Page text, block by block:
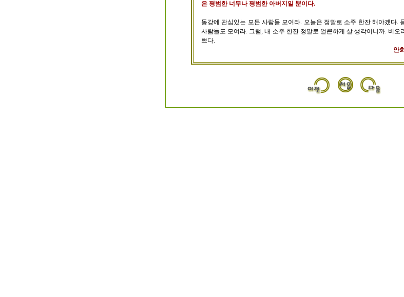
은 평범한 너무나 평범한 아버지일 뿐이다.
동강에 관심있는 모든 사람들 모여라. 오늘은 정말로 소주 한잔 해야겠다.
사람들도 모여라. 그럼, 내 소주 한잔 정말로 얼큰하게 살 생각이니까. 비오
쁘다.
안